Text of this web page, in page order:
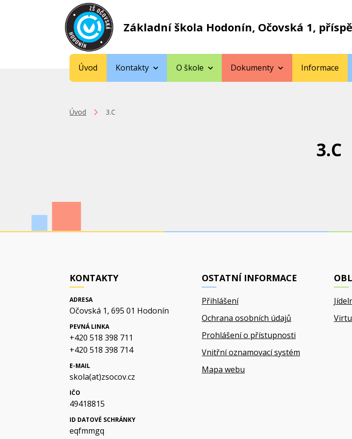
Základní škola Hodonín, Očovská 1,
Úvod Kontakty O škole Dokumenty Informace
Úvod 3.C
3.C
KONTAKTY
ADRESA
Očovská 1, 695 01 Hodonín
PEVNÁ LINKA
+420 518 398 711
+420 518 398 714
E-MAIL
skola(at)zsocov.cz
IČO
49418815
ID DATOVÉ SCHRÁNKY
eqfmmgq
OSTATNÍ INFORMACE
Přihlášení
Ochrana osobních údajů
Prohlášení o přístupnosti
Vnitřní oznamovací systém
Mapa webu